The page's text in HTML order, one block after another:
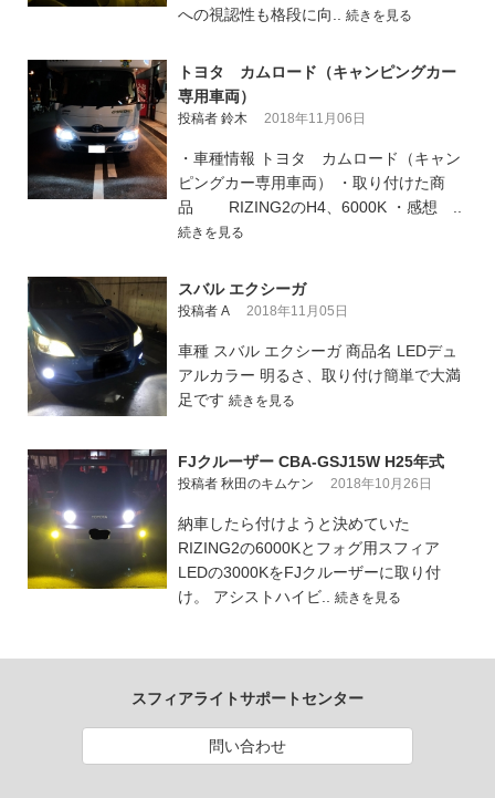
への視認性も格段に向.. 続きを見る
トヨタ カムロード（キャンピングカー
専用車両）
投稿者 鈴木 2018年11月06日
・車種情報 トヨタ カムロード（キャン
ピングカー専用車両） ・取り付けた商
品 RIZING2のH4、6000K ・感想 ..
続きを見る
スバル エクシーガ
投稿者 A 2018年11月05日
車種 スバル エクシーガ 商品名 LEDデュ
アルカラー 明るさ、取り付け簡単で大満
足です 続きを見る
FJクルーザー CBA-GSJ15W H25年式
投稿者 秋田のキムケン 2018年10月26日
納車したら付けようと決めていた
RIZING2の6000Kとフォグ用スフィア
LEDの3000KをFJクルーザーに取り付
け。 アシストハイビ.. 続きを見る
スフィアライトサポートセンター
問い合わせ